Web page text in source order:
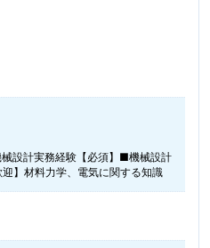
設計実務経験【必須】■機械設計
】材料力学、電気に関する知識